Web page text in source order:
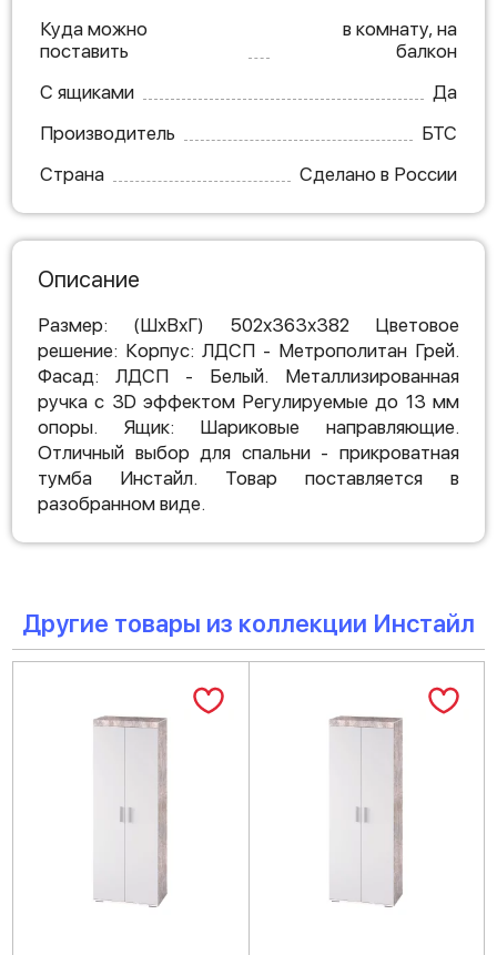
Куда можно
поставить
в комнату, на
балкон
С ящиками
Да
Производитель
БТС
Страна
Сделано в России
Описание
Размер: (ШхВхГ) 502х363х382 Цветовое
решение: Корпус: ЛДСП - Метрополитан Грей.
Фасад: ЛДСП - Белый. Металлизированная
ручка с 3D эффектом Регулируемые до 13 мм
опоры. Ящик: Шариковые направляющие.
Отличный выбор для спальни - прикроватная
тумба Инстайл. Товар поставляется в
разобранном виде.
Другие товары из коллекции Инстайл